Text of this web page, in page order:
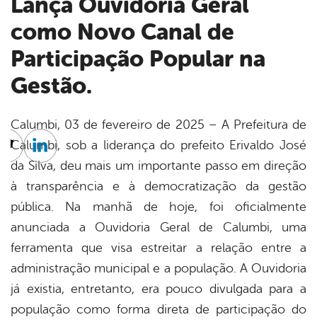
Lança Ouvidoria Geral
como Novo Canal de
Participação Popular na
Gestão.
Calumbi, 03 de fevereiro de 2025 – A Prefeitura de
Calumbi, sob a liderança do prefeito Erivaldo José
da Silva, deu mais um importante passo em direção
à transparência e à democratização da gestão
pública. Na manhã de hoje, foi oficialmente
anunciada a Ouvidoria Geral de Calumbi, uma
ferramenta que visa estreitar a relação entre a
administração municipal e a população. A Ouvidoria
já existia, entretanto, era pouco divulgada para a
população como forma direta de participação do
Twitter
Linkedin